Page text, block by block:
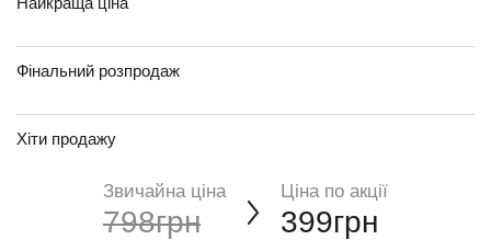
Фінальний розпродаж
Хіти продажу
Звичайна ціна
798грн
Ціна по акції
399грн